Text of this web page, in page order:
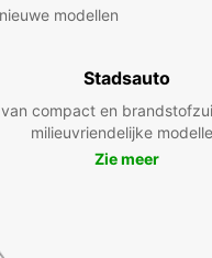
modellen
Stadsauto
van compact en
milieuvriendelijke
Zie meer